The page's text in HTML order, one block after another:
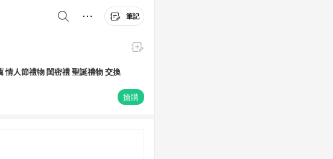
筆記
情人節禮物 閨密禮 聖誕禮物 交換
搶購